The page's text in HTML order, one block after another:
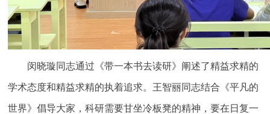
闵晓璇同志通过《带一本书去读研》阐述了精益求精的
学术态度和精益求精的执着追求。王智丽同志结合《平凡的
世界》倡导大家，科研需要甘坐冷板凳的精神，要在日复一